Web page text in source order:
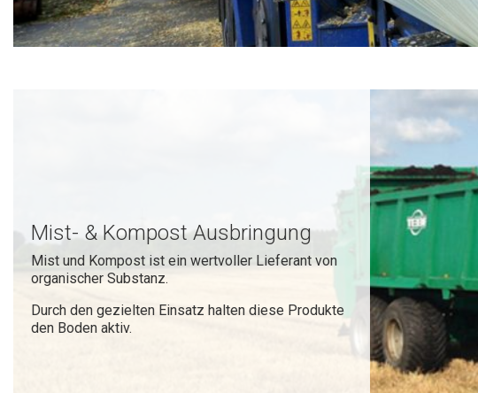
Mist- & Kompost Ausbringung
Mist und Kompost ist ein wertvoller Lieferant von
organischer Substanz.
Durch den gezielten Einsatz halten diese Produkte
den Boden aktiv.